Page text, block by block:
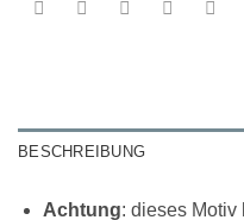
BESCHREIBUNG
Achtung: dieses Motiv